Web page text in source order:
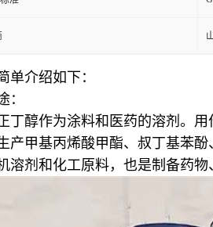
单介绍如下：
：
丁醇作为涂料和医药的溶剂。
产甲基丙烯酸甲酯、叔丁基苯酚
溶剂和化工原料，也是制备药